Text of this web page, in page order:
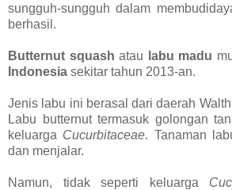
sungguh-sungguh dalam
berhasil.
Butternut squash atau labu madu
Indonesia sekitar tahun 2013-an.
Jenis labu ini berasal dari daerah
Labu butternut termasuk golongan
keluarga Cucurbitaceae. Tanaman
dan menjalar.
Namun, tidak seperti keluarga